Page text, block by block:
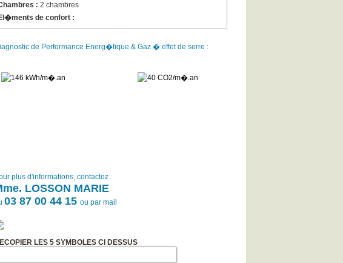
: 2 chambres
de confort :
de Performance Energ�tique & Gaz � effet de serre :
plus d'informations, contactez
LOSSON MARIE
03 87 00 44 15 ou par mail
LES 5 SYMBOLES CI DESSUS